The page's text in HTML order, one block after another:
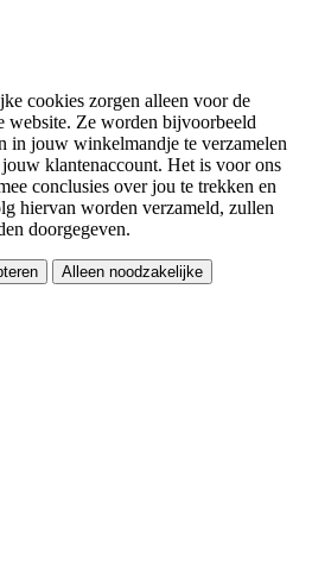
cookies zorgen alleen voor de
website. Ze worden bijvoorbeeld
in jouw winkelmandje te verzamelen
klantenaccount. Het is voor ons
conclusies over jou te trekken en
hiervan worden verzameld, zullen
doorgegeven.
Alleen noodzakelijke